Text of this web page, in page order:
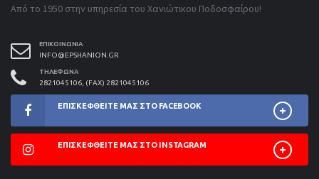
Από το 1950 στην υπηρεσία του Χανιώτικου Ποδοσφαίρου!
ΕΠΙΚΟΙΝΩΝΊΑ
INFO@EPSHANION.GR
ΤΗΛΈΦΩΝΑ
2821045106, (FAX) 2821045106
ΕΠΙΣΚΕΦΘΕΊΤΕ ΜΑΣ ΣΤΟ FACEBOOK
ΕΠΙΣΚΕΦΘΕΊΤΕ ΜΑΣ ΣΤΟ INSTAGRAM